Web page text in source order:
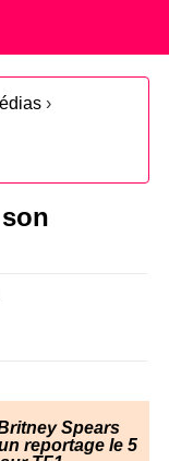
›
Spears
reportage le 5